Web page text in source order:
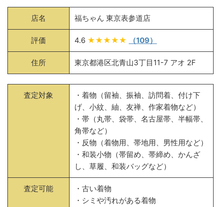
店名 福ちゃん 東京表参道店
評価 4.6 ★★★★★ （109）
住所 東京都港区北青山3丁目11-7 アオ 2F
査定対象
・着物（留袖、振袖、訪問着、付け下
げ、小紋、紬、友禅、作家着物など）
・帯（丸帯、袋帯、名古屋帯、半幅帯、
角帯など）
・反物（着物用、帯地用、男性用など）
・和装小物（帯留め、帯締め、かんざ
し、草履、和装バッグなど）
査定可能
・古い着物
・シミや汚れがある着物